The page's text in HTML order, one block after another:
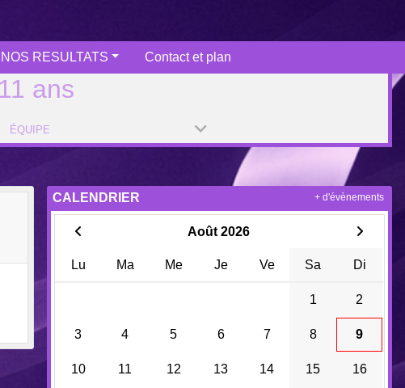
NOS RESULTATS Contact et plan
ans
ÉQUIPE
CALENDRIER
Août 2026
Lu Ma Me Je Ve Sa Di
1 2
3 4 5 6 7 8 9
10 11 12 13 14 15 16
+ d'évènements